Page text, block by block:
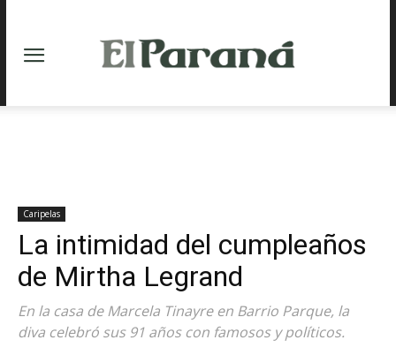
Caripelas
La intimidad del cumpleaños
de Mirtha Legrand
En la casa de Marcela Tinayre en Barrio Parque, la
diva celebró sus 91 años con famosos y políticos.